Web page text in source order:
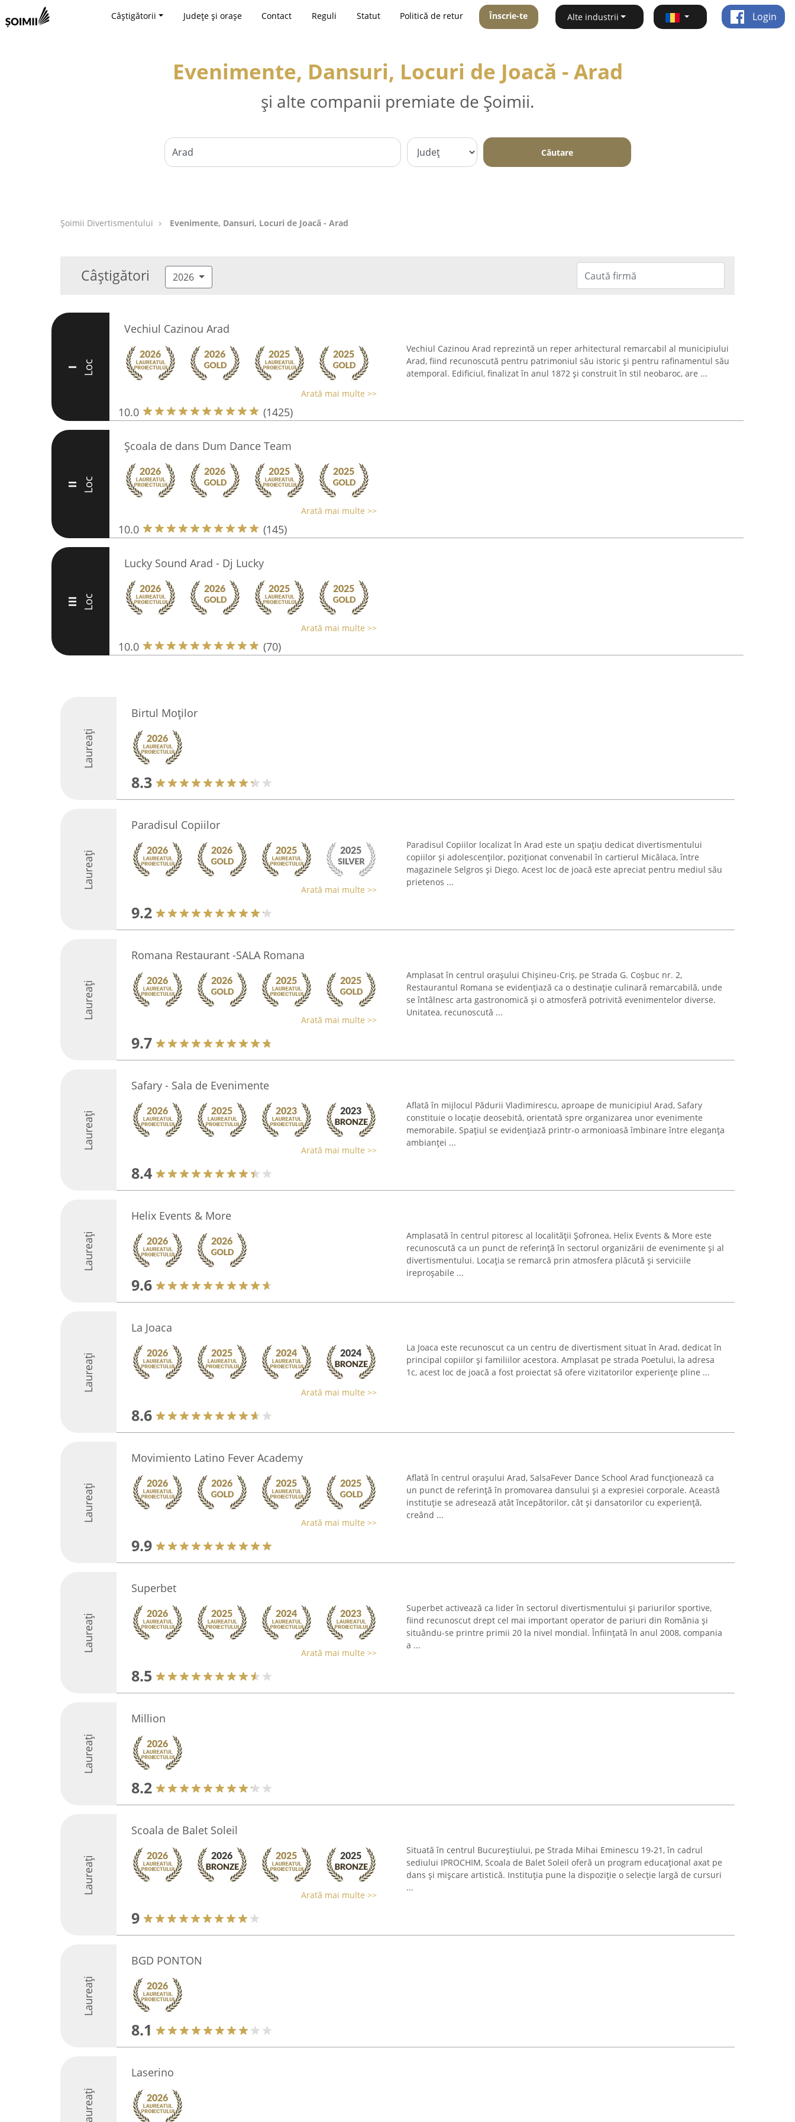
Câștigătorii Județe și orașe Contact Reguli Statut Politică de retur Înscrie-te Alte industrii Login
Evenimente, Dansuri, Locuri de Joacă - Arad
și alte companii premiate de Șoimii.
Căutare
Şoimii Divertismentului Evenimente, Dansuri, Locuri de Joacă - Arad
Câștigători 2026
I Loc
Vechiul Cazinou Arad
Arată mai multe >>
10.0 (1425)
Vechiul Cazinou Arad reprezintă un reper arhitectural remarcabil al municipiului
Arad, fiind recunoscută pentru patrimoniul său istoric și pentru rafinamentul său
atemporal. Edificiul, finalizat în anul 1872 și construit în stil neobaroc, are ...
II Loc
Şcoala de dans Dum Dance Team
Arată mai multe >>
10.0 (145)
III Loc
Lucky Sound Arad - Dj Lucky
Arată mai multe >>
10.0 (70)
Laureați
Birtul Moților
8.3
Laureați
Paradisul Copiilor
Arată mai multe >>
9.2
Paradisul Copiilor localizat în Arad este un spațiu dedicat divertismentului
copiilor și adolescenților, poziționat convenabil în cartierul Micălaca, între
magazinele Selgros și Diego. Acest loc de joacă este apreciat pentru mediul său
prietenos ...
Laureați
Romana Restaurant -SALA Romana
Arată mai multe >>
9.7
Amplasat în centrul orașului Chișineu-Criș, pe Strada G. Coșbuc nr. 2,
Restaurantul Romana se evidențiază ca o destinație culinară remarcabilă, unde
se întâlnesc arta gastronomică și o atmosferă potrivită evenimentelor diverse.
Unitatea, recunoscută ...
Laureați
Safary - Sala de Evenimente
Arată mai multe >>
8.4
Aflată în mijlocul Pădurii Vladimirescu, aproape de municipiul Arad, Safary
constituie o locație deosebită, orientată spre organizarea unor evenimente
memorabile. Spațiul se evidențiază printr-o armonioasă îmbinare între eleganța
ambianței ...
Laureați
Helix Events & More
9.6
Amplasată în centrul pitoresc al localității Șofronea, Helix Events & More este
recunoscută ca un punct de referință în sectorul organizării de evenimente și al
divertismentului. Locația se remarcă prin atmosfera plăcută și serviciile
ireproșabile ...
Laureați
La Joaca
Arată mai multe >>
8.6
La Joaca este recunoscut ca un centru de divertisment situat în Arad, dedicat în
principal copiilor și familiilor acestora. Amplasat pe strada Poetului, la adresa
1c, acest loc de joacă a fost proiectat să ofere vizitatorilor experiențe pline ...
Laureați
Movimiento Latino Fever Academy
Arată mai multe >>
9.9
Aflată în centrul orașului Arad, SalsaFever Dance School Arad funcționează ca
un punct de referință în promovarea dansului și a expresiei corporale. Această
instituție se adresează atât începătorilor, cât și dansatorilor cu experiență,
creând ...
Laureați
Superbet
Arată mai multe >>
8.5
Superbet activează ca lider în sectorul divertismentului și pariurilor sportive,
fiind recunoscut drept cel mai important operator de pariuri din România și
situându-se printre primii 20 la nivel mondial. Înființată în anul 2008, compania
a ...
Laureați
Million
8.2
Laureați
Scoala de Balet Soleil
Arată mai multe >>
9
Situată în centrul Bucureștiului, pe Strada Mihai Eminescu 19-21, în cadrul
sediului IPROCHIM, Scoala de Balet Soleil oferă un program educațional axat pe
dans și mișcare artistică. Instituția pune la dispoziție o selecție largă de cursuri
...
Laureați
BGD PONTON
8.1
Laureați
Laserino